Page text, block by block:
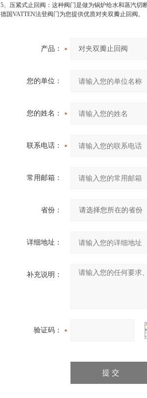
5、压紧式止回阀：这种阀门是做为锅炉给水和蒸汽切
德国VATTEN法登阀门为您提供优质对夹双瓣止回阀 。
产品：
您的单位：
您的姓名：
联系电话：
常用邮箱：
省份：
详细地址：
补充说明：
验证码：